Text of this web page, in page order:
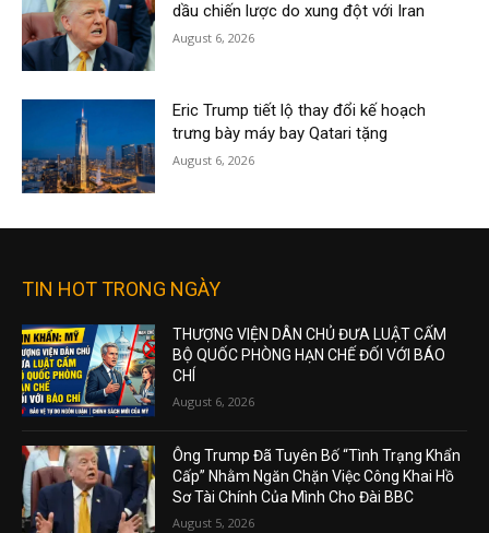
dầu chiến lược do xung đột với Iran
August 6, 2026
Eric Trump tiết lộ thay đổi kế hoạch
trưng bày máy bay Qatari tặng
August 6, 2026
TIN HOT TRONG NGÀY
THƯỢNG VIỆN DÂN CHỦ ĐƯA LUẬT CẤM
BỘ QUỐC PHÒNG HẠN CHẾ ĐỐI VỚI BÁO
CHÍ
August 6, 2026
Ông Trump Đã Tuyên Bố “Tình Trạng Khẩn
Cấp” Nhằm Ngăn Chặn Việc Công Khai Hồ
Sơ Tài Chính Của Mình Cho Đài BBC
August 5, 2026